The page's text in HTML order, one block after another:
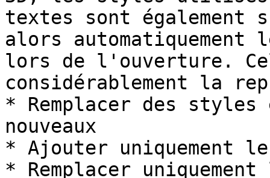
textes sont également
alors automatiquement
lors de l'ouverture.
considérablement la
* Remplacer des
nouveaux
* Ajouter uniquement
* Remplacer